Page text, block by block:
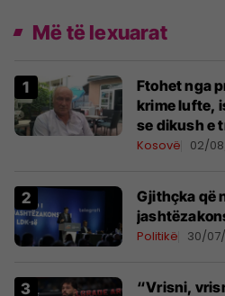
Më të lexuarat
Ftohet nga
krime lufte,
se dikush e
Kosovë 02/
Gjithçka që
Politikë 30/
“Vrisni,